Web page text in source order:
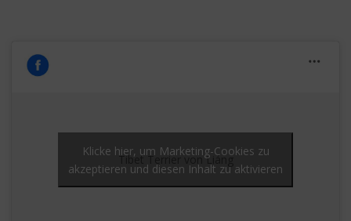
Tibet Terrier von Liáng
Klicke hier, um Marketing-Cookies zu
akzeptieren und diesen Inhalt zu aktivieren